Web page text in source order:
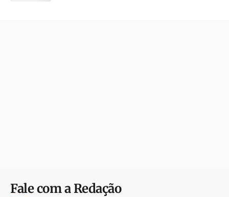
Fale com a Redação